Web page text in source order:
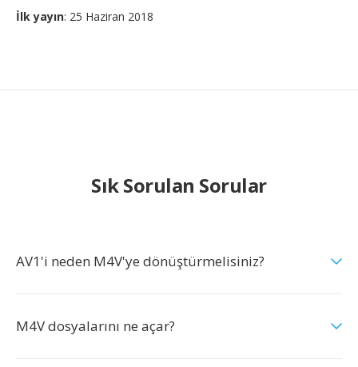
İlk yayın: 25 Haziran 2018
Sık Sorulan Sorular
AV1'i neden M4V'ye dönüştürmelisiniz?
M4V dosyalarını ne açar?